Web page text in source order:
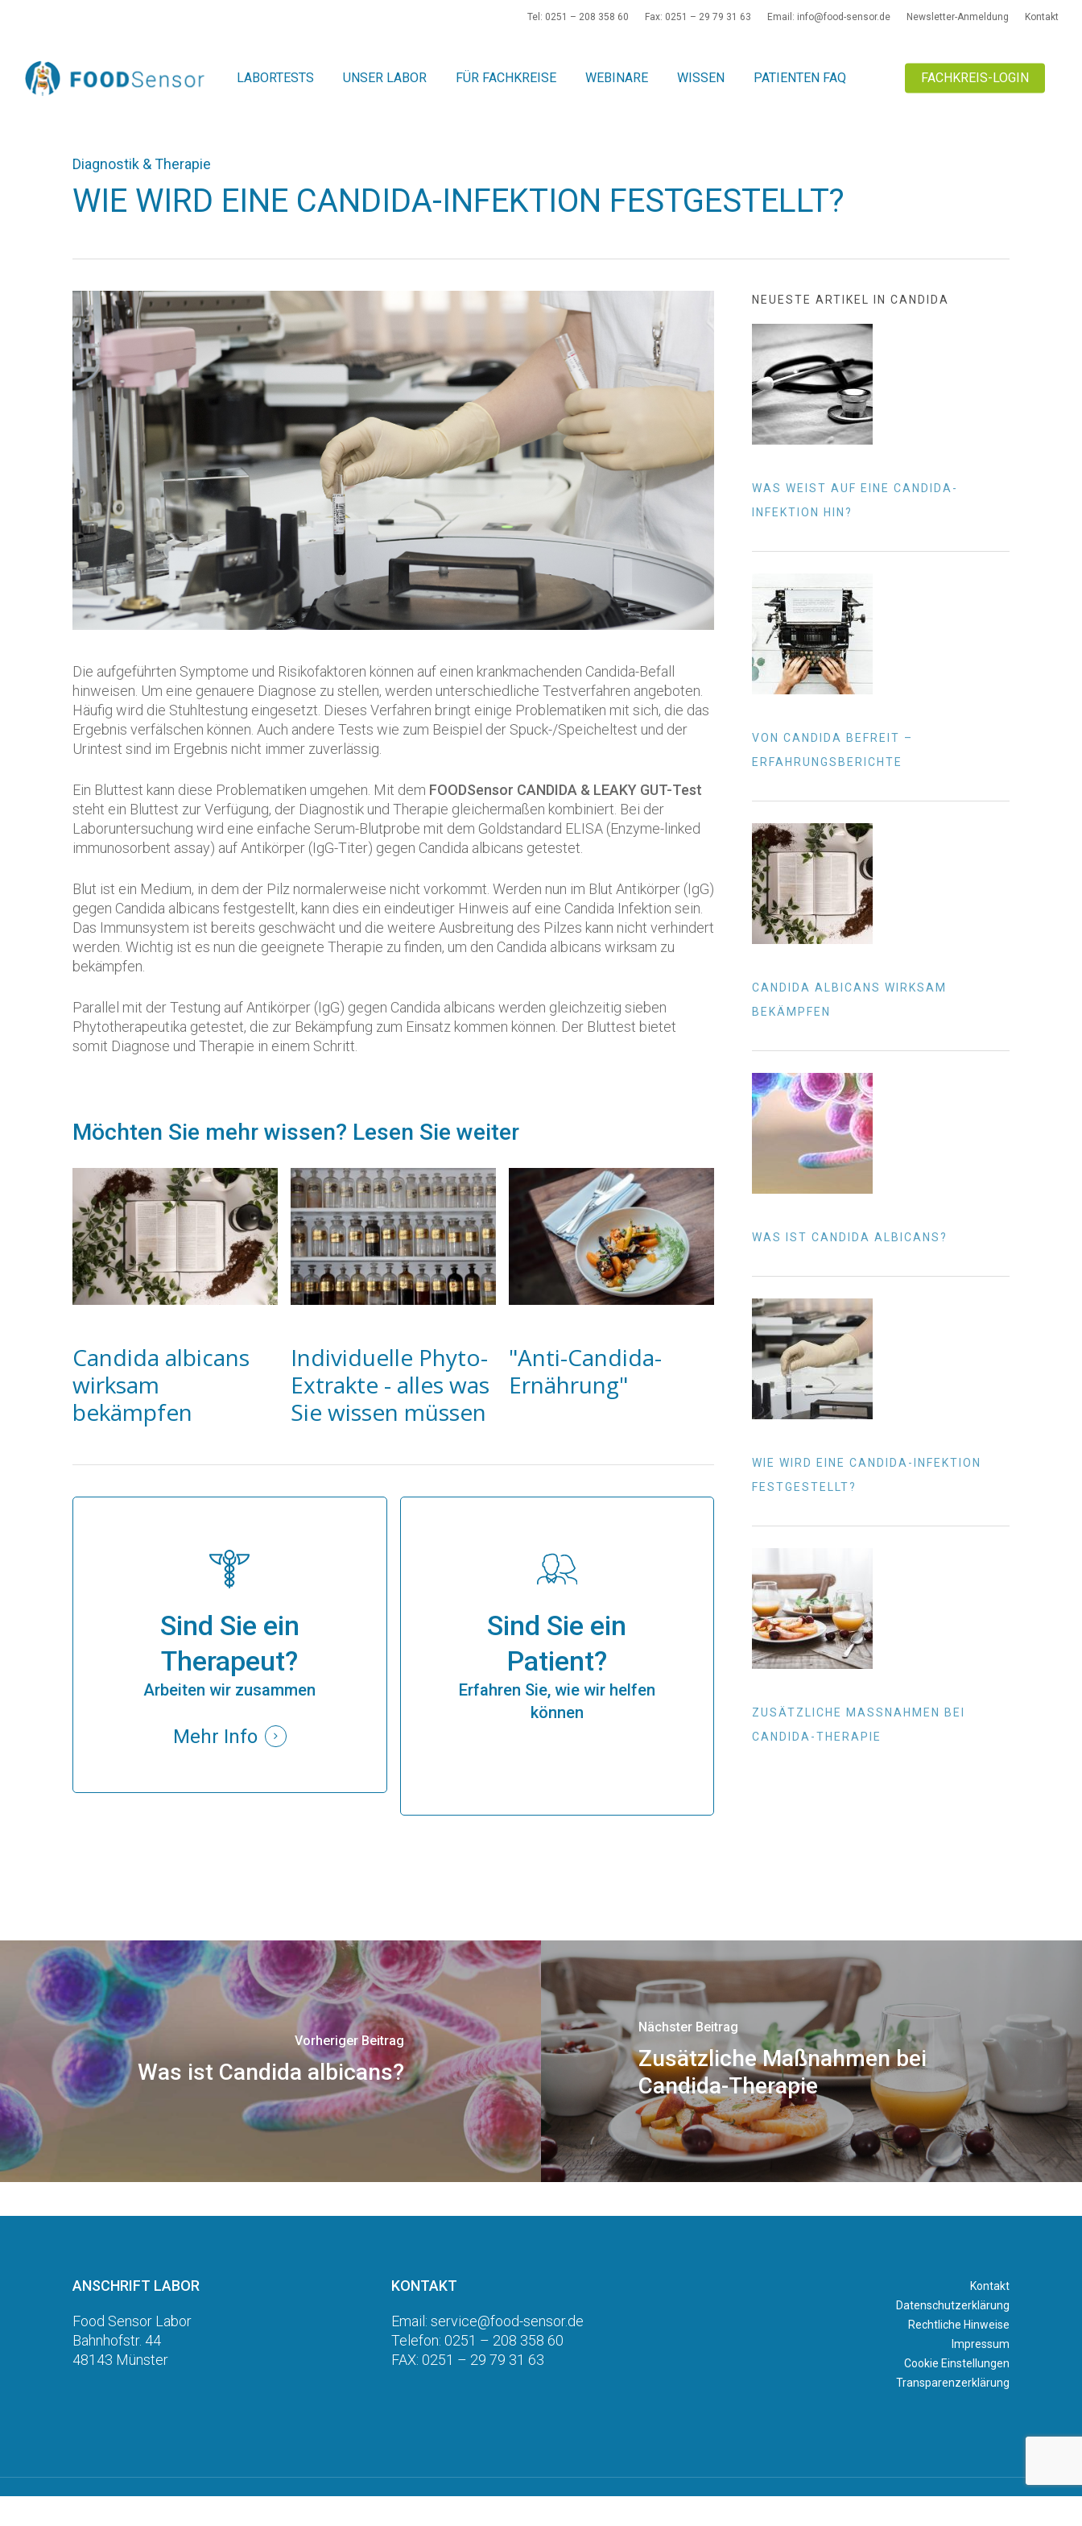
content
Tel: 0251 – 208 358 60 Fax: 0251 – 29 79 31 63 Email: info@food-sensor.de Newsletter-Anmeldung Kontakt
LABORTESTS UNSER LABOR FÜR FACHKREISE WEBINARE WISSEN PATIENTEN FAQ FACHKREIS-LOGIN
Diagnostik & Therapie
WIE WIRD EINE CANDIDA-INFEKTION FESTGESTELLT?
Die aufgeführten Symptome und Risikofaktoren können auf einen krankmachenden Candida-Befall
hinweisen. Um eine genauere Diagnose zu stellen, werden unterschiedliche Testverfahren angeboten.
Häufig wird die Stuhltestung eingesetzt. Dieses Verfahren bringt einige Problematiken mit sich, die das
Ergebnis verfälschen können. Auch andere Tests wie zum Beispiel der Spuck-/Speicheltest und der
Urintest sind im Ergebnis nicht immer zuverlässig.
Ein Bluttest kann diese Problematiken umgehen. Mit dem FOODSensor CANDIDA & LEAKY GUT-Test
steht ein Bluttest zur Verfügung, der Diagnostik und Therapie gleichermaßen kombiniert. Bei der
Laboruntersuchung wird eine einfache Serum-Blutprobe mit dem Goldstandard ELISA (Enzyme-linked
immunosorbent assay) auf Antikörper (IgG-Titer) gegen Candida albicans getestet.
Blut ist ein Medium, in dem der Pilz normalerweise nicht vorkommt. Werden nun im Blut Antikörper (IgG)
gegen Candida albicans festgestellt, kann dies ein eindeutiger Hinweis auf eine Candida Infektion sein.
Das Immunsystem ist bereits geschwächt und die weitere Ausbreitung des Pilzes kann nicht verhindert
werden. Wichtig ist es nun die geeignete Therapie zu finden, um den Candida albicans wirksam zu
bekämpfen.
Parallel mit der Testung auf Antikörper (IgG) gegen Candida albicans werden gleichzeitig sieben
Phytotherapeutika getestet, die zur Bekämpfung zum Einsatz kommen können. Der Bluttest bietet
somit Diagnose und Therapie in einem Schritt.
Möchten Sie mehr wissen? Lesen Sie weiter
Candida albicans
wirksam
bekämpfen
Individuelle Phyto-
Extrakte - alles was
Sie wissen müssen
"Anti-Candida-
Ernährung"
Sind Sie ein
Therapeut?
Arbeiten wir zusammen
Mehr Info
Sind Sie ein
Patient?
Erfahren Sie, wie wir helfen
können
NEUESTE ARTIKEL IN CANDIDA
WAS WEIST AUF EINE CANDIDA-
INFEKTION HIN?
VON CANDIDA BEFREIT –
ERFAHRUNGSBERICHTE
CANDIDA ALBICANS WIRKSAM
BEKÄMPFEN
WAS IST CANDIDA ALBICANS?
WIE WIRD EINE CANDIDA-INFEKTION
FESTGESTELLT?
ZUSÄTZLICHE MASSNAHMEN BEI C
ANDIDA-THERAPIE
Vorheriger Beitrag
Was ist Candida albicans?
Nächster Beitrag
Zusätzliche Maßnahmen bei
Candida-Therapie
ANSCHRIFT LABOR
Food Sensor Labor
Bahnhofstr. 44
48143 Münster
KONTAKT
Email: service@food-sensor.de
Telefon: 0251 – 208 358 60
FAX: 0251 – 29 79 31 63
Kontakt
Datenschutzerklärung
Rechtliche Hinweise
Impressum
Cookie Einstellungen
Transparenzerklärung